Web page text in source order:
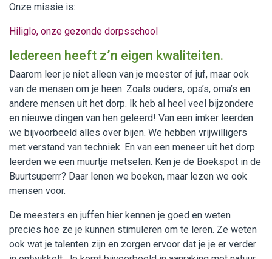
Onze missie is:
Hiliglo, onze gezonde dorpsschool
Iedereen heeft z’n eigen kwaliteiten.
Daarom leer je niet alleen van je meester of juf, maar ook
van de mensen om je heen. Zoals ouders, opa’s, oma’s en
andere mensen uit het dorp. Ik heb al heel veel bijzondere
en nieuwe dingen van hen geleerd! Van een imker leerden
we bijvoorbeeld alles over bijen. We hebben vrijwilligers
met verstand van techniek. En van een meneer uit het dorp
leerden we een muurtje metselen. Ken je de Boekspot in de
Buurtsuperrr? Daar lenen we boeken, maar lezen we ook
mensen voor.
De meesters en juffen hier kennen je goed en weten
precies hoe ze je kunnen stimuleren om te leren. Ze weten
ook wat je talenten zijn en zorgen ervoor dat je je er verder